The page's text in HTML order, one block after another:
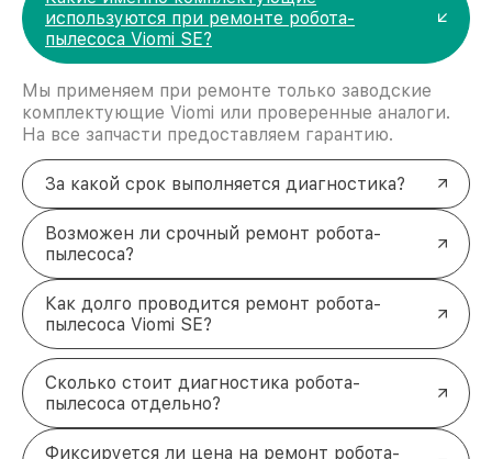
используются при ремонте робота-
пылесоса Viomi SE?
Мы применяем при ремонте только заводские
комплектующие Viomi или проверенные аналоги.
На все запчасти предоставляем гарантию.
За какой срок выполняется диагностика?
Возможен ли срочный ремонт робота-
пылесоса?
Как долго проводится ремонт робота-
пылесоса Viomi SE?
Сколько стоит диагностика робота-
пылесоса отдельно?
Фиксируется ли цена на ремонт робота-